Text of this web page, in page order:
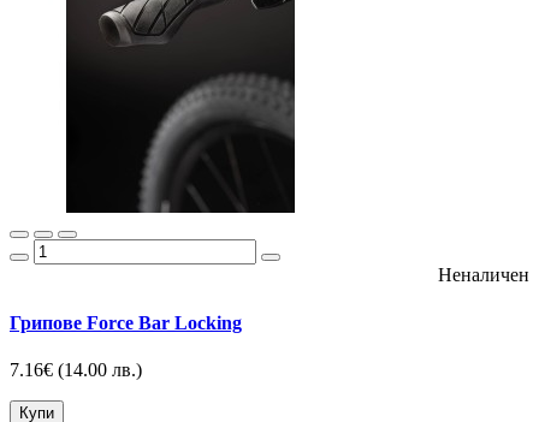
Неналичен
Грипове Force Bar Locking
7.16€ (14.00 лв.)
Купи